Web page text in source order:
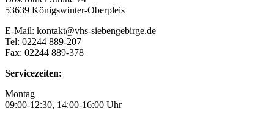
53639 Königswinter-Oberpleis
E-Mail: kontakt@vhs-siebengebirge.de
Tel: 02244 889-207
Fax: 02244 889-378
Servicezeiten:
Montag
09:00-12:30, 14:00-16:00 Uhr